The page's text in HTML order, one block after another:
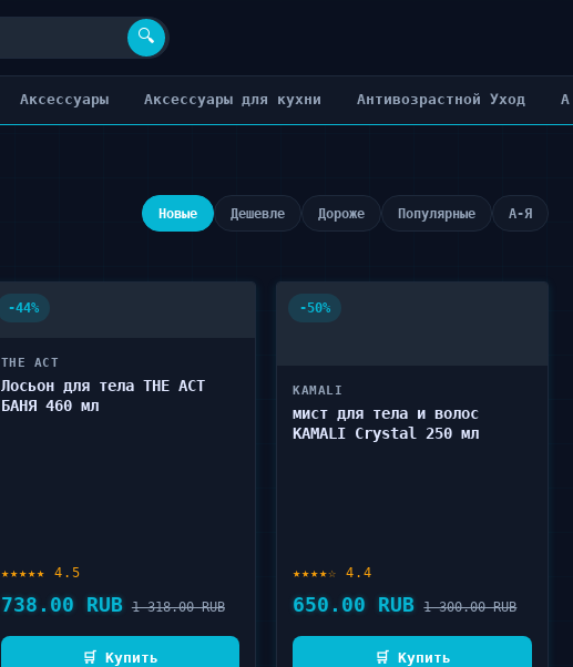
🔍
Аксессуары Аксессуары для кухни Антивозрастной Уход
Новые Дешевле Дороже Популярные А-Я
-44%
THE ACT
Лосьон для тела THE ACT
БАНЯ 460 мл
★★★★★ 4.5
738.00 RUB 1 318.00 RUB
🛒 Купить
-50%
KAMALI
мист для тела и волос
KAMALI Crystal 250 мл
★★★★☆ 4.4
650.00 RUB 1 300.00 RUB
🛒 Купить